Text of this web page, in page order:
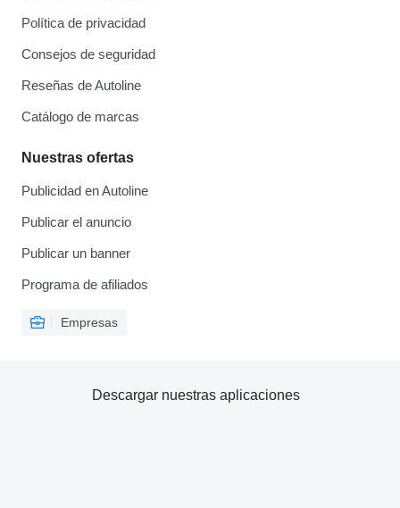
Política de privacidad
Consejos de seguridad
Reseñas de Autoline
Catálogo de marcas
Nuestras ofertas
Publicidad en Autoline
Publicar el anuncio
Publicar un banner
Programa de afiliados
Empresas
Descargar nuestras aplicaciones